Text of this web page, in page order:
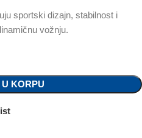
sportski dizajn, stabilnost i
vožnju.
KORPU